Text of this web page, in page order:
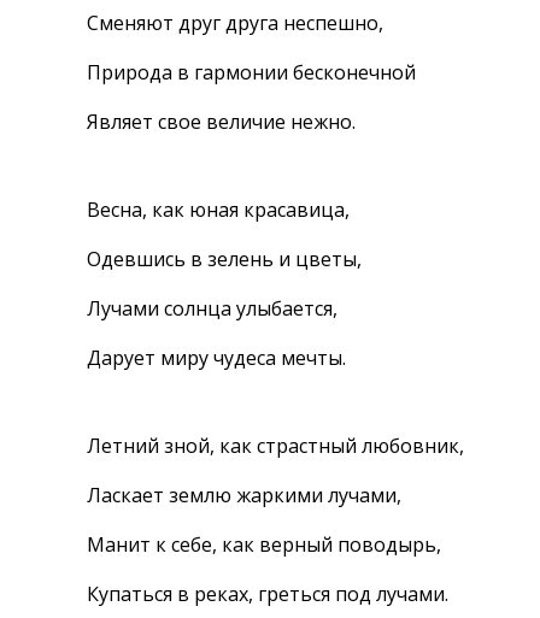
Сменяют друг друга неспешно,
Природа в гармонии бесконечной
Являет свое величие нежно.
Весна, как юная красавица,
Одевшись в зелень и цветы,
Лучами солнца улыбается,
Дарует миру чудеса мечты.
Летний зной, как страстный любовник,
Ласкает землю жаркими лучами,
Манит к себе, как верный поводырь,
Купаться в реках, греться под лучами.